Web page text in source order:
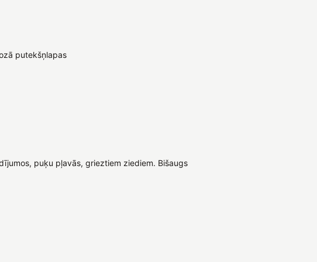
putekšņlapas
puķu pļavās, grieztiem ziediem. Bišaugs